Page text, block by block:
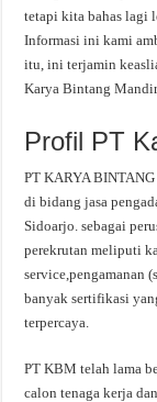
tetapi kita bahas lagi
Informasi ini kami
itu, ini terjamin
Karya Bintang
Profil PT
PT KARYA
di bidang jasa
Sidoarjo. sebagai
perekrutan meliputi
service,pengamanan
banyak sertifikasi
terpercaya.
PT KBM telah lama
calon tenaga kerja